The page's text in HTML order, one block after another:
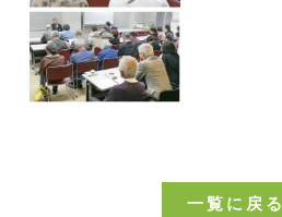
一覧に戻る